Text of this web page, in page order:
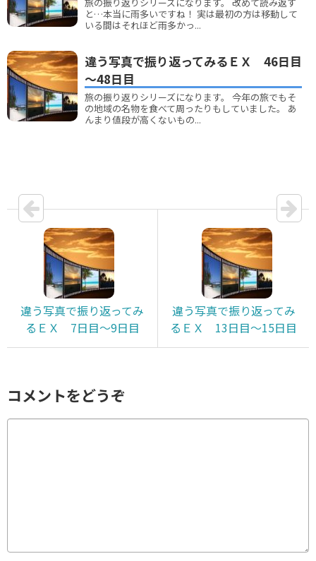
旅の振り返りシリーズになります。 改めて読み返す
と…本当に雨多いですね！ 実は最初の方は移動して
いる間はそれほど雨多かっ...
違う写真で振り返ってみるＥＸ 46日目
～48日目
旅の振り返りシリーズになります。 今年の旅でもそ
の地域の名物を食べて周ったりもしていました。 あ
んまり値段が高くないもの...
違う写真で振り返ってみ
るＥＸ 7日目～9日目
違う写真で振り返ってみ
るＥＸ 13日目～15日目
コメントをどうぞ